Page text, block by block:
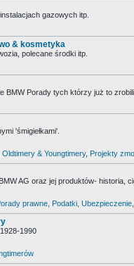
gazowych itp.
& kosmetyka
polecane środki itp.
BMW Porady tych którzy już to
'śmigiełkami'.
Oldtimery & Youngtimery, Projekty
AG oraz jej produktów- historia,
prawne, Podatki, Ubezpieczenie
1990